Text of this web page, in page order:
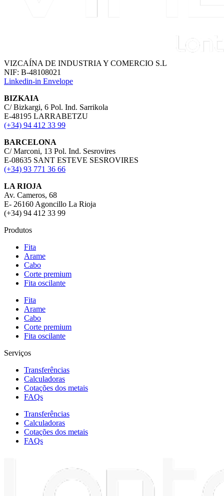
VIZCAÍNA DE INDUSTRIA Y COMERCIO S.L
NIF: B-48108021
Linkedin-in Envelope
BIZKAIA
C/ Bizkargi, 6 Pol. Ind. Sarrikola
E-48195 LARRABETZU
(+34) 94 412 33 99
BARCELONA
C/ Marconi, 13 Pol. Ind. Sesrovires
E-08635 SANT ESTEVE SESROVIRES
(+34) 93 771 36 66
LA RIOJA
Av. Cameros, 68
E- 26160 Agoncillo La Rioja
(+34) 94 412 33 99
Produtos
Fita
Arame
Cabo
Corte premium
Fita oscilante
Fita
Arame
Cabo
Corte premium
Fita oscilante
Serviços
Transferências
Calculadoras
Cotações dos metais
FAQs
Transferências
Calculadoras
Cotações dos metais
FAQs